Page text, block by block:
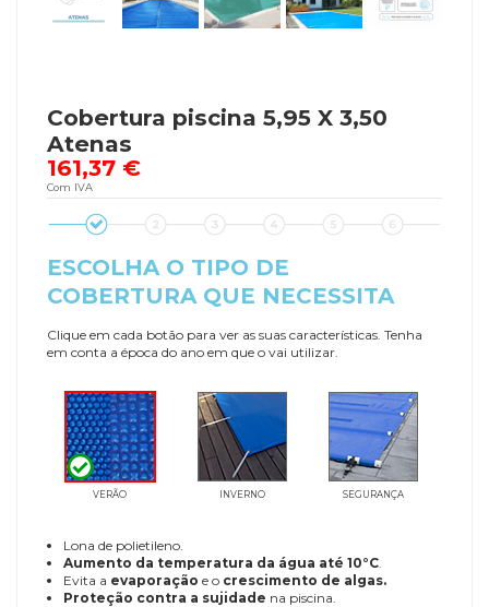
Cobertura piscina 5,95 X 3,50
Atenas
161,37 €
Com IVA
ESCOLHA O TIPO DE
COBERTURA QUE NECESSITA
Clique em cada botão para ver as suas características. Tenha
em conta a época do ano em que o vai utilizar.
VERÃO INVERNO SEGURANÇA
Lona de polietileno.
Aumento da temperatura da água até 10°C.
Evita a evaporação e o crescimento de algas.
Proteção contra a sujidade na piscina.